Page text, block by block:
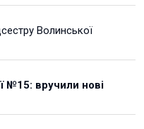
Волинської
№15: вручили нові